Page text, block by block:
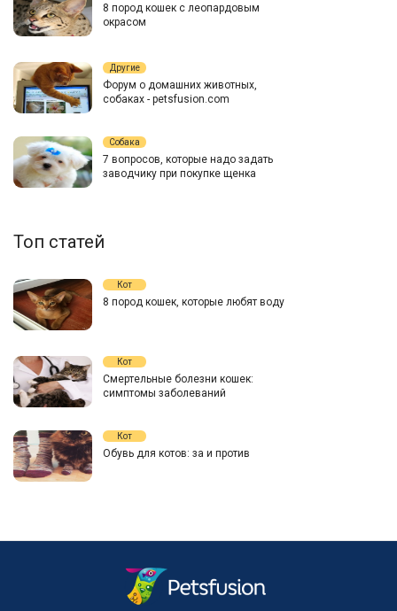
8 пород кошек с леопардовым
окрасом
Другие
Форум о домашних животных,
собаках - petsfusion.com
Собака
7 вопросов, которые надо задать
заводчику при покупке щенка
Топ статей
Кот
8 пород кошек, которые любят воду
Кот
Смертельные болезни кошек:
симптомы заболеваний
Кот
Обувь для котов: за и против